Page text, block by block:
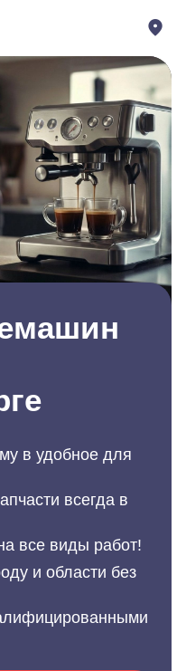
в удобное для
всегда в
все виды работ!
и области без